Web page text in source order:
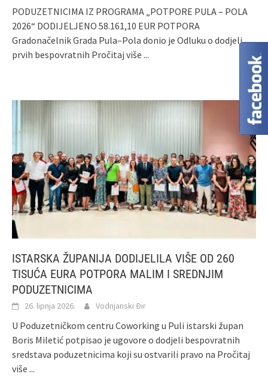
PODUZETNICIMA IZ PROGRAMA „POTPORE PULA – POLA
2026“ DODIJELJENO 58.161,10 EUR POTPORA
Gradonačelnik Grada Pula–Pola donio je Odluku o dodjeli
prvih bespovratnih Pročitaj više ...
ISTARSKA ŽUPANIJA DODIJELILA VIŠE OD 260
TISUĆA EURA POTPORA MALIM I SREDNJIM
PODUZETNICIMA
26. lipnja 2026. Vodnjanski Đir
U Poduzetničkom centru Coworking u Puli istarski župan
Boris Miletić potpisao je ugovore o dodjeli bespovratnih
sredstava poduzetnicima koji su ostvarili pravo na Pročitaj
više ...